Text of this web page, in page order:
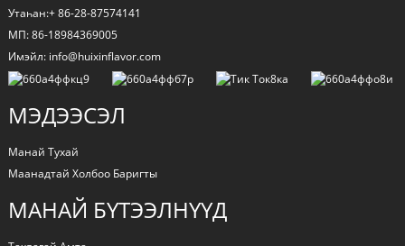
Утаһан:+ 86-28-87574141
МП: 86-18984369005
Имэйл: info@huixinflavor.com
МЭДЭЭСЭЛ
Манай Тухай
Маанадтай Холбоо Баригты
МАНАЙ БҮТЭЭЛНҮҮД